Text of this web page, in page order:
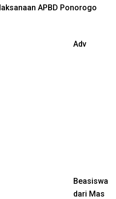
APBD Ponorogo
Adv
Beasiswa
dari Mas